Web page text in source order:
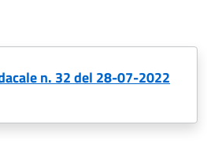
n. 32 del 28-07-2022